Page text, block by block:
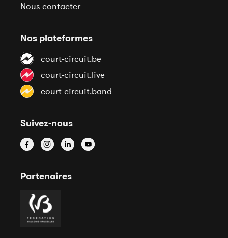
Nous contacter
Nos plateformes
court-circuit.be
court-circuit.live
court-circuit.band
Suivez-nous
Partenaires